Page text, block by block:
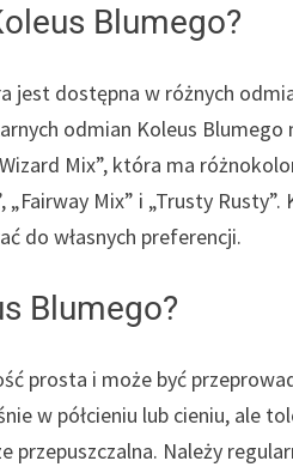
Blumego?
jest dostępna w różnych
odmian Koleus Blumego
Mix”, która ma
Mix” i „Trusty
do własnych preferencji.
Blumego?
prosta i może być
w półcieniu lub cieniu, ale
przepuszczalna. Należy